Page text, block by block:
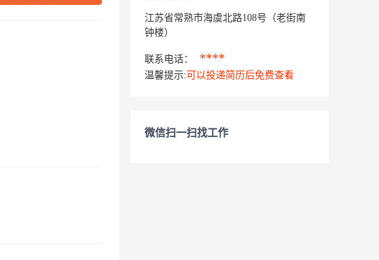
江苏省常熟市海虞北路108号（老街南
钟楼）
联系电话： ****
温馨提示: 可以投递简历后免费查看
微信扫一扫找工作